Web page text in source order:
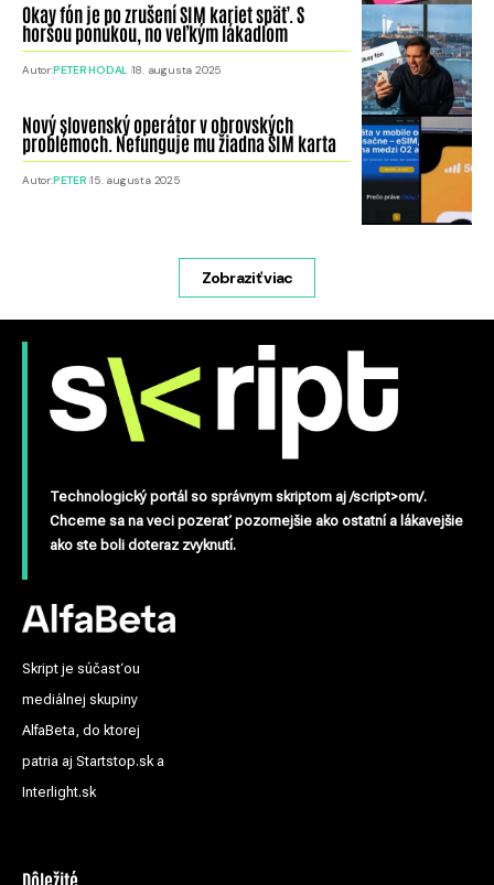
Okay fón je po zrušení SIM kariet späť. S
horšou ponukou, no veľkým lákadlom
Autor:PETER HODAL 18. augusta 2025
Nový slovenský operátor v obrovských
problémoch. Nefunguje mu žiadna SIM karta
Autor:PETER 15. augusta 2025
Zobraziť viac
Technologický portál so správnym skriptom aj /script>om/.
Chceme sa na veci pozerať pozornejšie ako ostatní a lákavejšie
ako ste boli doteraz zvyknutí.
Skript je súčasťou
mediálnej skupiny
AlfaBeta, do ktorej
patria aj Startstop.sk a
Interlight.sk
Dôležité